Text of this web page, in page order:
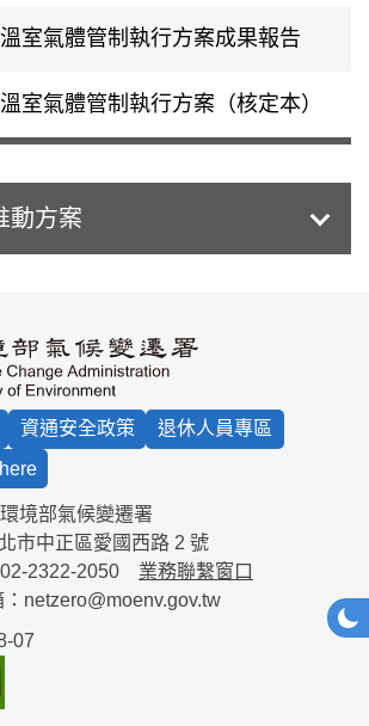
室氣體管制執行方案成果報告
室氣體管制執行方案（核定本）
動方案
資通安全政策
退休人員專區
境部氣候變遷署
市中正區愛國西路 2 號
02-2322-2050
業務聯繫窗口
netzero@moenv.gov.tw
07
網站
深